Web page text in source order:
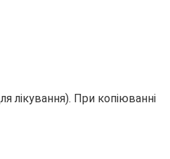
лікування). При копіюванні